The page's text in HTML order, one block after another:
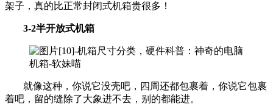
架子，真的比正常封闭式机箱贵很多！
3-2半开放式机箱
就像这种，你说它没壳吧，四周还都包裹着，你说它包裹
着吧，留的缝除了大象进不去，别的都能进。